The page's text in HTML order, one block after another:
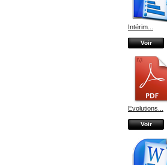
Intérim...
Voir
Evolutions...
Voir